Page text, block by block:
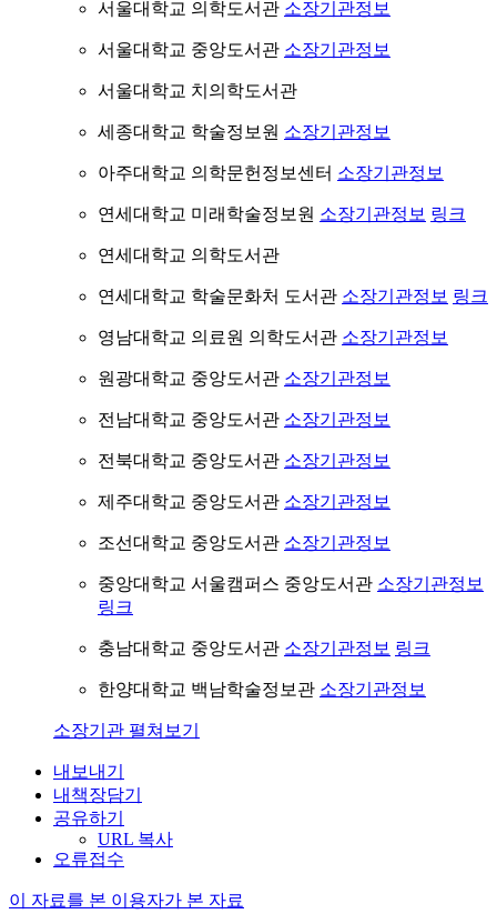
서울대학교 의학도서관 소장기관정보
서울대학교 중앙도서관 소장기관정보
서울대학교 치의학도서관
세종대학교 학술정보원 소장기관정보
아주대학교 의학문헌정보센터 소장기관정보
연세대학교 미래학술정보원 소장기관정보 링크
연세대학교 의학도서관
연세대학교 학술문화처 도서관 소장기관정보 링크
영남대학교 의료원 의학도서관 소장기관정보
원광대학교 중앙도서관 소장기관정보
전남대학교 중앙도서관 소장기관정보
전북대학교 중앙도서관 소장기관정보
제주대학교 중앙도서관 소장기관정보
조선대학교 중앙도서관 소장기관정보
중앙대학교 서울캠퍼스 중앙도서관 소장기관정보
링크
충남대학교 중앙도서관 소장기관정보 링크
한양대학교 백남학술정보관 소장기관정보
소장기관 펼쳐보기
내보내기
내책장담기
공유하기
URL 복사
오류접수
이 자료를 본 이용자가 본 자료